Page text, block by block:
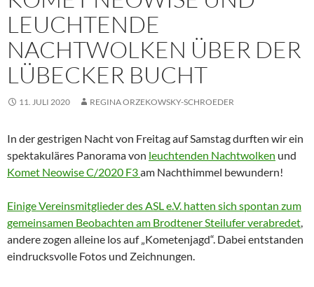
LEUCHTENDE
NACHTWOLKEN ÜBER DER
LÜBECKER BUCHT
11. JULI 2020 REGINA ORZEKOWSKY-SCHROEDER
In der gestrigen Nacht von Freitag auf Samstag durften wir ein
spektakuläres Panorama von leuchtenden Nachtwolken und
Komet Neowise C/2020 F3am Nachthimmel bewundern!
Einige Vereinsmitglieder des ASL e.V. hatten sich spontan zum
gemeinsamen Beobachten am Brodtener Steilufer verabredet,
andere zogen alleine los auf „Kometenjagd“. Dabei entstanden
eindrucksvolle Fotos und Zeichnungen.